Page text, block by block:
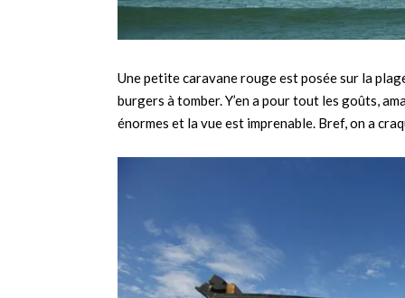
Une petite caravane rouge est posée sur la
burgers à tomber. Y’en a pour tout les goûts,
énormes et la vue est imprenable. Bref, on a